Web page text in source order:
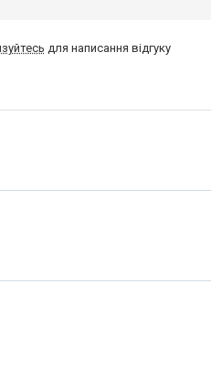
для написання відгуку